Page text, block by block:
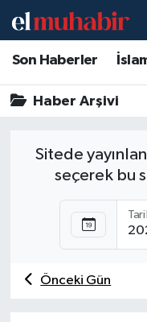
Son Haberler
Haber Arşivi
Sitede
seçerek bu
Önceki Gün
Hava Durumu
Trafik Durumu
Tüm Manşetler
Son Dakika